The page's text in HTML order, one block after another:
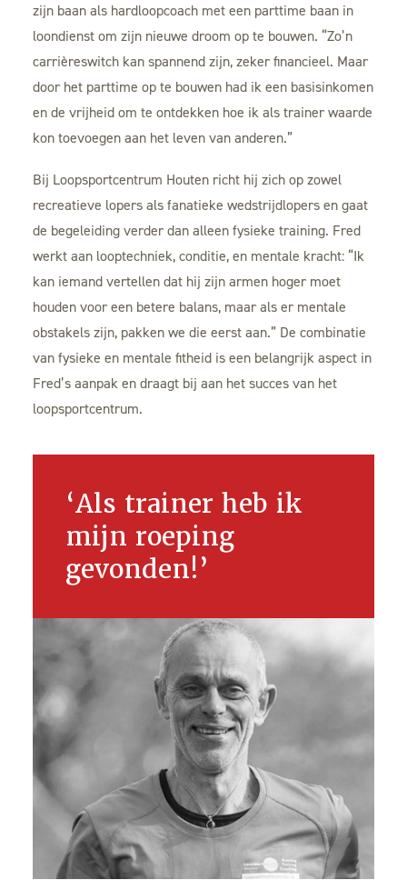
zijn baan als hardloopcoach met een parttime baan in
loondienst om zijn nieuwe droom op te bouwen. “Zo’n
carrièreswitch kan spannend zijn, zeker financieel. Maar
door het parttime op te bouwen had ik een basisinkomen
en de vrijheid om te ontdekken hoe ik als trainer waarde
kon toevoegen aan het leven van anderen.”
Bij Loopsportcentrum Houten richt hij zich op zowel
recreatieve lopers als fanatieke wedstrijdlopers en gaat
de begeleiding verder dan alleen fysieke training. Fred
werkt aan looptechniek, conditie, en mentale kracht: “Ik
kan iemand vertellen dat hij zijn armen hoger moet
houden voor een betere balans, maar als er mentale
obstakels zijn, pakken we die eerst aan.” De combinatie
van fysieke en mentale fitheid is een belangrijk aspect in
Fred’s aanpak en draagt bij aan het succes van het
loopsportcentrum.
‘Als trainer heb ik
mijn roeping
gevonden!’